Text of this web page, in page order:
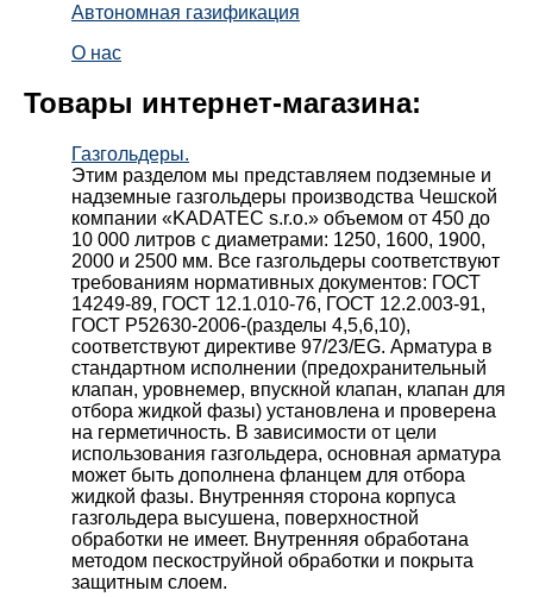
Автономная газификация
О нас
Товары интернет-магазина:
Газгольдеры.
Этим разделом мы представляем подземные и
надземные газгольдеры производства Чешской
компании «KADATEC s.r.o.» объемом от 450 до
10 000 литров с диаметрами: 1250, 1600, 1900,
2000 и 2500 мм. Все газгольдеры соответствуют
требованиям нормативных документов: ГОСТ
14249-89, ГОСТ 12.1.010-76, ГОСТ 12.2.003-91,
ГОСТ Р52630-2006-(разделы 4,5,6,10),
соответствуют директиве 97/23/EG. Арматура в
стандартном исполнении (предохранительный
клапан, уровнемер, впускной клапан, клапан для
отбора жидкой фазы) установлена и проверена
на герметичность. В зависимости от цели
использования газгольдера, основная арматура
может быть дополнена фланцем для отбора
жидкой фазы. Внутренняя сторона корпуса
газгольдера высушена, поверхностной
обработки не имеет. Внутренняя обработана
методом пескоструйной обработки и покрыта
защитным слоем.